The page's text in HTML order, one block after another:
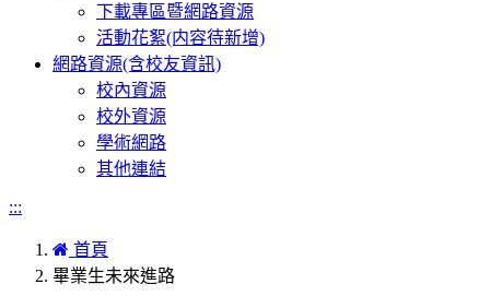
下載專區暨網路資源
活動花絮(内容待新增)
網路資源(含校友資訊)
校內資源
校外資源
學術網路
其他連結
:::
首頁
畢業生未來進路